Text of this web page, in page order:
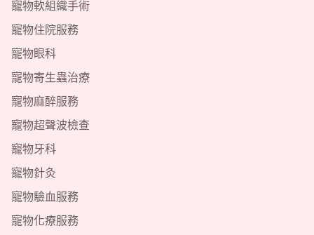
寵物軟組織手術
寵物住院服務
寵物眼科
寵物寄生蟲治療
寵物麻醉服務
寵物超聲波檢查
寵物牙科
寵物針灸
寵物驗血服務
寵物化療服務